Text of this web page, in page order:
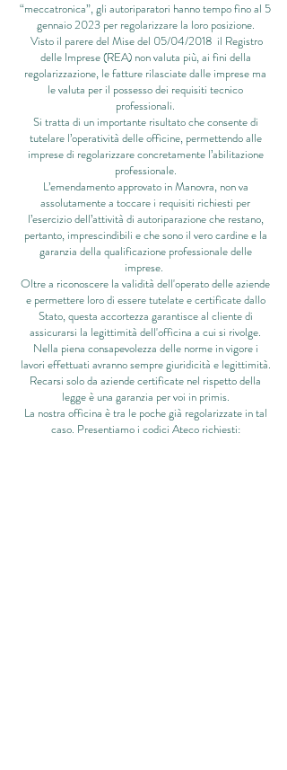
“meccatronica”, gli autoriparatori hanno tempo fino al 5
gennaio 2023 per regolarizzare la loro posizione.
Visto il parere del Mise del 05/04/2018 il Registro
delle Imprese (REA) non valuta più, ai fini della
regolarizzazione, le fatture rilasciate dalle imprese ma
le valuta per il possesso dei requisiti tecnico
professionali.
Si tratta di un importante risultato che consente di
tutelare l’operatività delle officine, permettendo alle
imprese di regolarizzare concretamente l’abilitazione
professionale.
L’emendamento approvato in Manovra, non va
assolutamente a toccare i requisiti richiesti per
l’esercizio dell’attività di autoriparazione che restano,
pertanto, imprescindibili e che sono il vero cardine e la
garanzia della qualificazione professionale delle
imprese.
Oltre a riconoscere la validità dell'operato delle aziende
e permettere loro di essere tutelate e certificate dallo
Stato, questa accortezza garantisce al cliente di
assicurarsi la legittimità dell'officina a cui si rivolge.
Nella piena consapevolezza delle norme in vigore i
lavori effettuati avranno sempre giuridicità e legittimità.
Recarsi solo da aziende certificate nel rispetto della
legge è una garanzia per voi in primis.
La nostra officina è tra le poche già regolarizzate in tal
caso. Presentiamo i codici Ateco richiesti: